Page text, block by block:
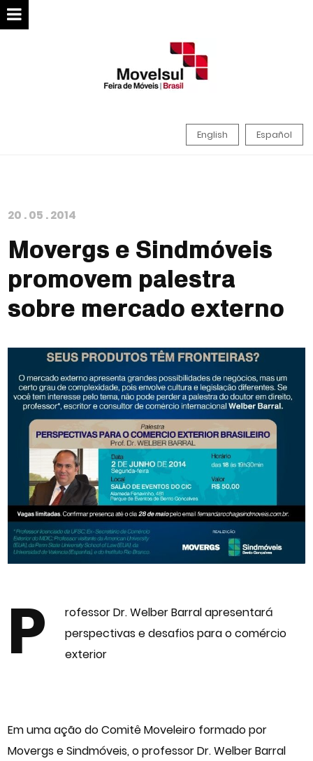
English Español
20 .05 .2014
Movergs e Sindmóveis
promovem palestra
sobre mercado externo
P
rofessor Dr. Welber Barral apresentará
perspectivas e desafios para o comércio
exterior
Em uma ação do Comitê Moveleiro formado por
Movergs e Sindmóveis, o professor Dr. Welber Barral